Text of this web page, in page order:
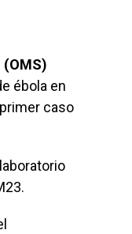
(OMS)
ébola en
caso